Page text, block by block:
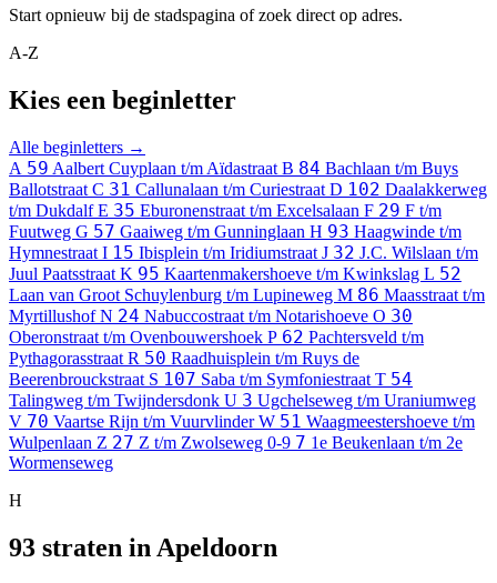
Start opnieuw bij de stadspagina of zoek direct op adres.
A-Z
Kies een beginletter
Alle beginletters →
A 59 Aalbert Cuyplaan t/m Aïdastraat B 84 Bachlaan t/m Buys
Ballotstraat C 31 Callunalaan t/m Curiestraat D 102 Daalakkerweg
t/m DukdalfE 35 Eburonenstraat t/m Excelsalaan F 29 F t/m
Fuutweg G 57 Gaaiweg t/m Gunninglaan H 93 Haagwinde t/m
Hymnestraat I 15 Ibisplein t/m Iridiumstraat J 32 J.C. Wilslaan t/m
Juul Paatsstraat K 95 Kaartenmakershoeve t/m Kwinkslag L 52
Laan van Groot Schuylenburg t/m Lupineweg M 86 Maasstraat t/m
MyrtillushofN 24 Nabuccostraat t/m Notarishoeve O 30
Oberonstraat t/m Ovenbouwershoek P 62 Pachtersveld t/m
Pythagorasstraat R 50 Raadhuisplein t/m Ruys de
Beerenbrouckstraat S 107 Saba t/m Symfoniestraat T 54
Talingweg t/m Twijndersdonk U 3 Ugchelseweg t/m Uraniumweg
V 70 Vaartse Rijn t/m VuurvlinderW 51 Waagmeestershoeve t/m
Wulpenlaan Z 27 Z t/m Zwolseweg 0-9 7 1e Beukenlaan t/m 2e
Wormenseweg
H
93 straten in Apeldoorn